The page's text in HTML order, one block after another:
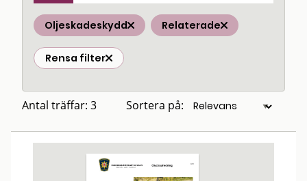
Oljeskadeskydd Relaterade
Rensa filter
Antal träffar: 3 Sortera på: